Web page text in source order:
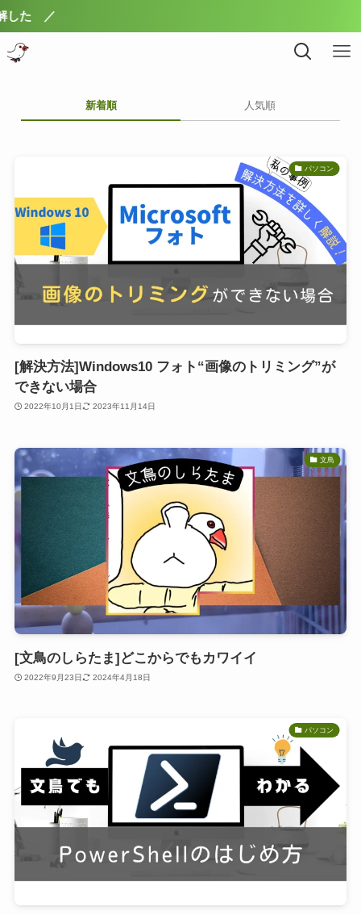
新着順 人気順
パソコン
[解決方法]Windows10 フォト“画像のトリミング”が
できない場合
2022年10月1日 2023年11月14日
文鳥
[文鳥のしらたま]どこからでもカワイイ
2022年9月23日 2024年4月18日
パソコン